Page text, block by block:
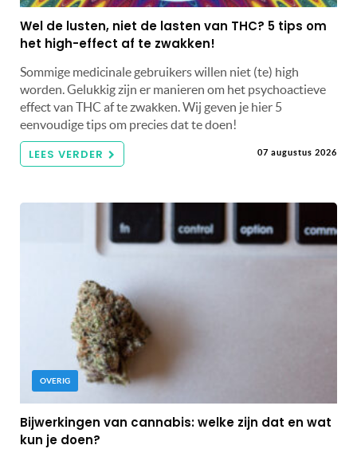
Wel de lusten, niet de lasten van THC? 5 tips om
het high-effect af te zwakken!
Sommige medicinale gebruikers willen niet (te) high
worden. Gelukkig zijn er manieren om het psychoactieve
effect van THC af te zwakken. Wij geven je hier 5
eenvoudige tips om precies dat te doen!
LEES VERDER 07 augustus 2026
OVERIG
Bijwerkingen van cannabis: welke zijn dat en wat
kun je doen?